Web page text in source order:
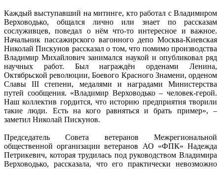
Каждый выступавший на митинге, кто работал с Владимиром
Верховодько, общался лично или знает по рассказам
сослуживцев, поведал о нём что-то интересное и важное.
Начальник пассажирского вагонного депо Москва-Киевская
Николай Пискунов рассказал о том, что помимо производства
Владимир Михайлович занимался наукой и опубликовал ряд
научных работ. Был награждён орденами Ленина,
Октябрьской революции, Боевого Красного Знамени, орденом
Славы III степени, медалями и наградами Министерства
путей сообщения. «Владимир Верховодько – человек-герой.
Наш коллектив гордится, что историю предприятия творили
такие люди. Есть на кого равняться и брать пример», –
заметил Николай Пискунов.
Председатель Совета ветеранов Межрегиональной
общественной организации ветеранов АО «ФПК» Надежда
Петрикевич, которая трудилась под руководством Владимира
Верховодько, рассказала, что его практически невозможно